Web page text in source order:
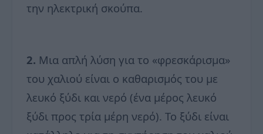
την ηλεκτρική σκούπα.
2. Μια απλή λύση για το «φρεσκάρισμα»
του χαλιού είναι ο καθαρισμός του με
λευκό ξύδι και νερό (ένα μέρος λευκό
ξύδι προς τρία μέρη νερό). Το ξύδι είναι